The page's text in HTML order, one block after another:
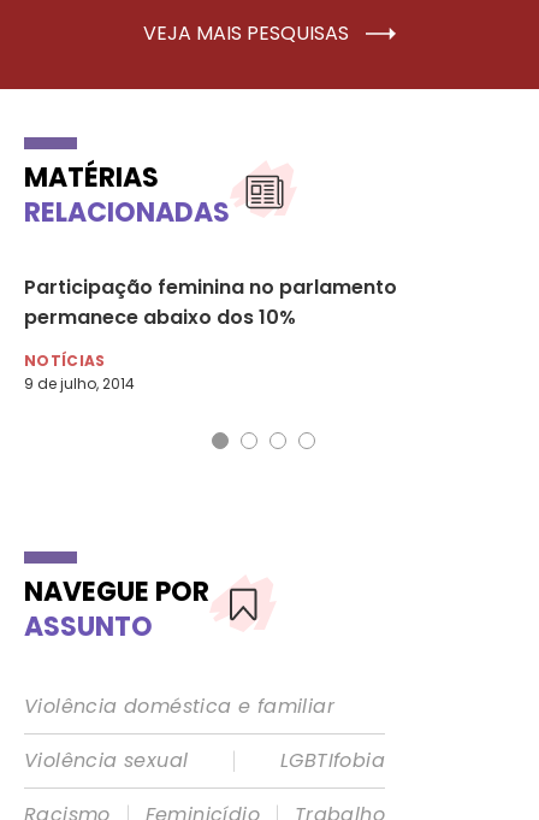
VEJA MAIS PESQUISAS
MATÉRIAS
RELACIONADAS
Participação feminina no parlamento
permanece abaixo dos 10%
NOTÍCIAS
9 de julho, 2014
NAVEGUE POR
ASSUNTO
Violência doméstica e familiar
Violência sexual
|
LGBTIfobia
Racismo
Feminicídio
Trabalho